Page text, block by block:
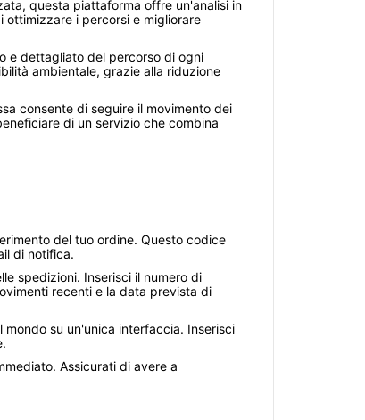
questa piattaforma offre un'analisi in
i percorsi e migliorare
e dettagliato del percorso di ogni
ambientale, grazie alla riduzione
consente di seguire il movimento dei
di un servizio che combina
del tuo ordine. Questo codice
di notifica.
spedizioni. Inserisci il numero di
recenti e la data prevista di
su un'unica interfaccia. Inserisci
Assicurati di avere a